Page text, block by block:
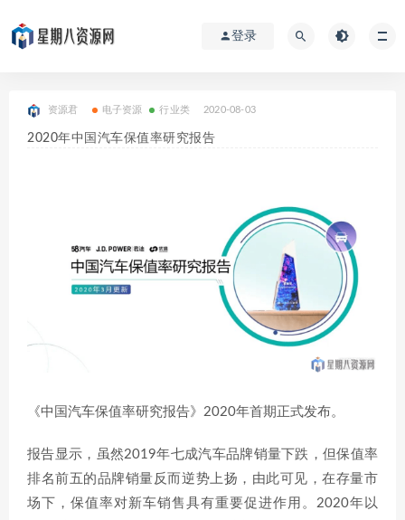
登录
资源君 电子资源 行业类 2020-08-03
2020年中国汽车保值率研究报告
《中国汽车保值率研究报告》2020年首期正式发布。
报告显示，虽然2019年七成汽车品牌销量下跌，但保值率
排名前五的品牌销量反而逆势上扬，由此可见，在存量市
场下，保值率对新车销售具有重要促进作用。2020年以